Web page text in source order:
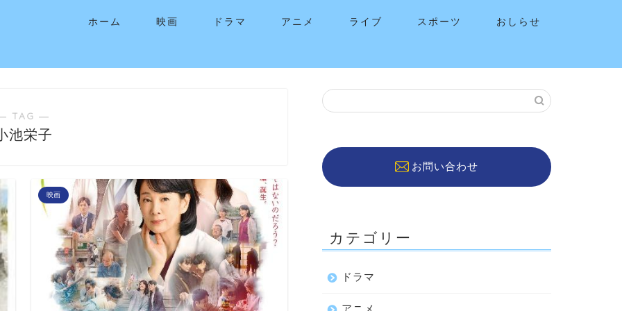
ホーム 映画 ドラマ アニメ ライブ スポーツ おしらせ
TAG ―
池栄子
映画
お問い合わせ
カテゴリー
ドラマ